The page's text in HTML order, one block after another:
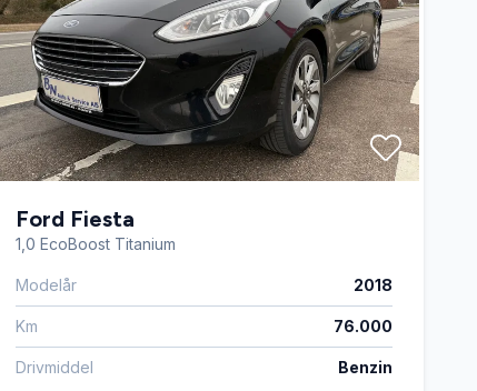
Ford Fiesta
1,0 EcoBoost Titanium
Modelår 2018
Km 76.000
Drivmiddel Benzin